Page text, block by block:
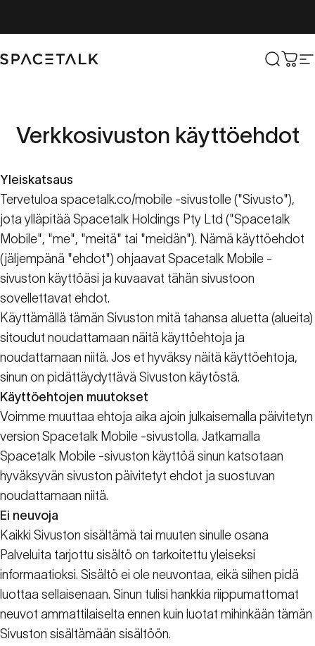
Spacetalk Etsi
Verkkosivuston käyttöehdot
Yleiskatsaus
Tervetuloa spacetalk.co/mobile -sivustolle ("Sivusto"),
jota ylläpitää Spacetalk Holdings Pty Ltd ("Spacetalk
Mobile", "me", "meitä" tai "meidän"). Nämä käyttöehdot
(jäljempänä "ehdot") ohjaavat Spacetalk Mobile -
sivuston käyttöäsi ja kuvaavat tähän sivustoon
sovellettavat ehdot.
Käyttämällä tämän Sivuston mitä tahansa aluetta (alueita)
sitoudut noudattamaan näitä käyttöehtoja ja
noudattamaan niitä. Jos et hyväksy näitä käyttöehtoja,
sinun on pidättäydyttävä Sivuston käytöstä.
Käyttöehtojen muutokset
Voimme muuttaa ehtoja aika ajoin julkaisemalla päivitetyn
version Spacetalk Mobile -sivustolla. Jatkamalla
Spacetalk Mobile -sivuston käyttöä sinun katsotaan
hyväksyvän sivuston päivitetyt ehdot ja suostuvan
noudattamaan niitä.
Ei neuvoja
Kaikki Sivuston sisältämä tai muuten sinulle osana
Palveluita tarjottu sisältö on tarkoitettu yleiseksi
informaatioksi. Sisältö ei ole neuvontaa, eikä siihen pidä
luottaa sellaisenaan. Sinun tulisi hankkia riippumattomat
neuvot ammattilaiselta ennen kuin luotat mihinkään tämän
Sivuston sisältämään sisältöön.